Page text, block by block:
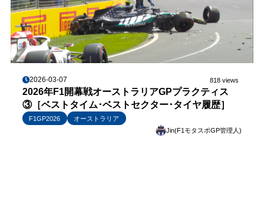
2026-03-07 818 views
2026年F1開幕戦オーストラリアGPプラクティス
③［ベストタイム･ベストセクター･タイヤ履歴］
F1GP2026
オーストラリア
Jin(F1モタスポGP管理人)